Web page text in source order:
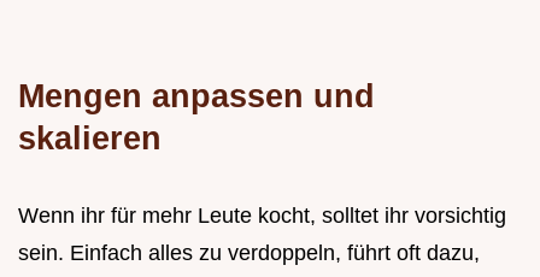
Mengen anpassen und
skalieren
Wenn ihr für mehr Leute kocht, solltet ihr vorsichtig
sein. Einfach alles zu verdoppeln, führt oft dazu,